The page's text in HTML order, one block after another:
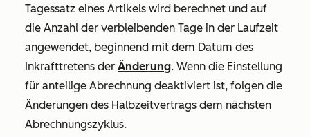
Tagessatz eines Artikels wird berechnet und auf
die Anzahl der verbleibenden Tage in der Laufzeit
angewendet, beginnend mit dem Datum des
Inkrafttretens der Änderung. Wenn die Einstellung
für anteilige Abrechnung deaktiviert ist, folgen die
Änderungen des Halbzeitvertrags dem nächsten
Abrechnungszyklus.